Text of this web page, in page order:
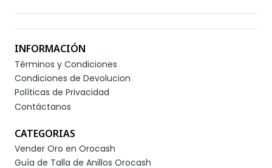
INFORMACIÓN
Términos y Condiciones
Condiciones de Devolucion
Políticas de Privacidad
Contáctanos
CATEGORIAS
Vender Oro en Orocash
Guía de Talla de Anillos Orocash